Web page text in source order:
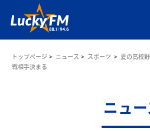
トップページ ニュース スポーツ
夏の高校
戦相手決まる
ニュ